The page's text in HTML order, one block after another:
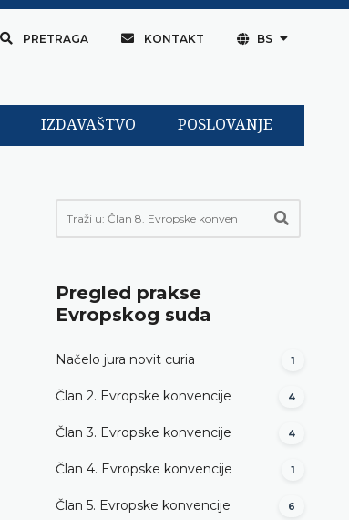
PRETRAGA KONTAKT BS
IZDAVAŠTVO POSLOVANJE
Pregled prakse
Evropskog suda
Načelo jura novit curia 1
Član 2. Evropske konvencije 4
Član 3. Evropske konvencije 4
Član 4. Evropske konvencije 1
Član 5. Evropske konvencije 6